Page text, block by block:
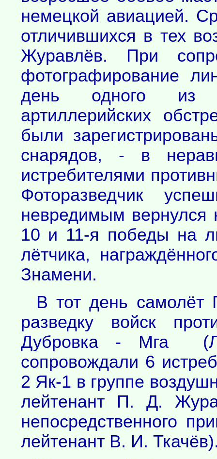
немецкой авиацией.
отличившихся в тех
Журавлёв. При
фотографирование
день одного из
артиллерийских
были
снарядов, - в
истребителями
Фоторазведчик
невредимым
10 и 11-я победы на
лётчика,
Знамени.
В тот день самолёт
разведку войск
Дубровка - Мга
сопровождали 6
2 Як-1 в группе
лейтенант П. Д.
непосредственного
лейтенант В. И.